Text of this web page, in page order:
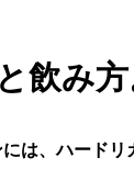
飲み方
は、ハードリ